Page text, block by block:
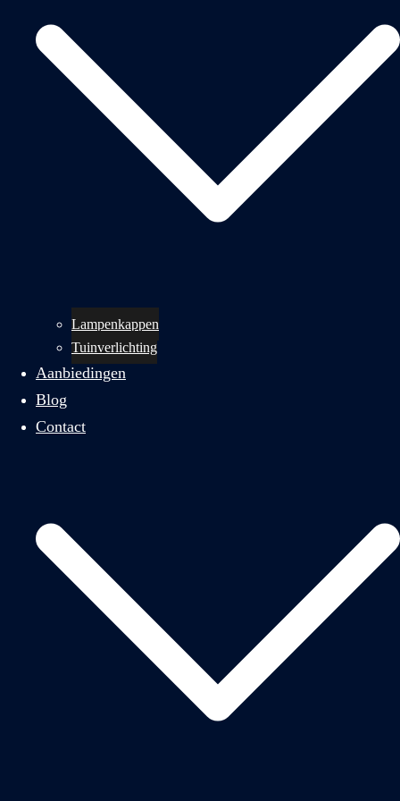
Lampenkappen
Tuinverlichting
Aanbiedingen
Blog
Contact